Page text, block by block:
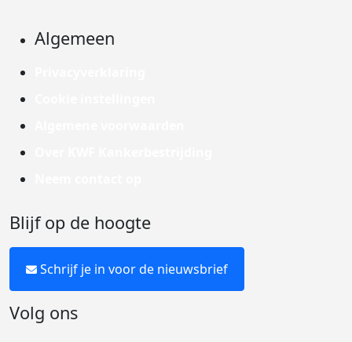
Algemeen
Blijf op de hoogte
Schrijf je in voor de nieuwsbrief
Volg ons